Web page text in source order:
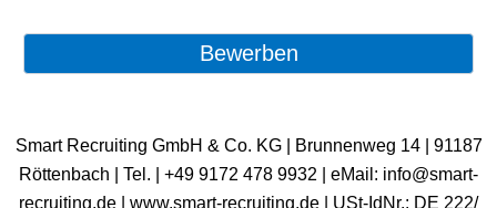
Smart Recruiting GmbH & Co. KG | Brunnenweg 14 | 91187
Röttenbach | ​Tel. | +49 9172 478 9932 | eMail: info@smart-
recruiting.de | www.smart-recruiting.de | USt-IdNr.: DE 222/